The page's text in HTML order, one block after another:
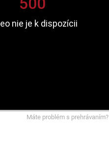
Máte problém s prehrávaním?